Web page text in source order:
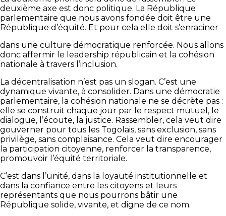
deuxième axe est donc politique. La République
parlementaire que nous avons fondée doit être une
République d’équité. Et pour cela elle doit s’enraciner
dans une culture démocratique renforcée. Nous allons
donc affermir le leadership républicain et la cohésion
nationale à travers l’inclusion.
La décentralisation n’est pas un slogan. C’est une
dynamique vivante, à consolider. Dans une démocratie
parlementaire, la cohésion nationale ne se décrète pas :
elle se construit chaque jour par le respect mutuel, le
dialogue, l’écoute, la justice. Rassembler, cela veut dire
gouverner pour tous les Togolais, sans exclusion, sans
privilège, sans complaisance. Cela veut dire encourager
la participation citoyenne, renforcer la transparence,
promouvoir l’équité territoriale.
C’est dans l’unité, dans la loyauté institutionnelle et
dans la confiance entre les citoyens et leurs
représentants que nous pourrons bâtir une
République solide, vivante, et digne de ce nom.